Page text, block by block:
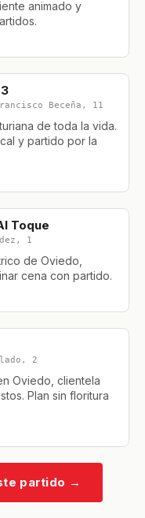
animado y
Beceña, 11
de toda la vida.
y partido por la
Toque
1
de Oviedo,
cena con partido.
2
Oviedo, clientela
Plan sin floritura
partido →